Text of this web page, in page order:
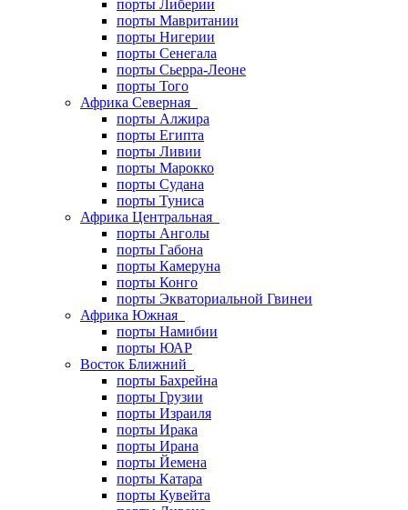
порты Либерии
порты Мавритании
порты Нигерии
порты Сенегала
порты Сьерра-Леоне
порты Того
Африка Северная
порты Алжира
порты Египта
порты Ливии
порты Марокко
порты Судана
порты Туниса
Африка Центральная
порты Анголы
порты Габона
порты Камеруна
порты Конго
порты Экваториальной Гвинеи
Африка Южная
порты Намибии
порты ЮАР
Восток Ближний
порты Бахрейна
порты Грузии
порты Израиля
порты Ирака
порты Ирана
порты Йемена
порты Катара
порты Кувейта